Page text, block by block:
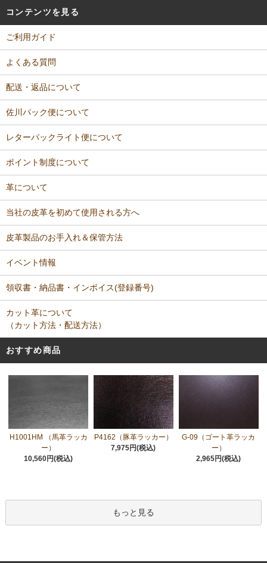
コンテンツを見る
ご利用ガイド
よくある質問
配送・返品について
佐川パック便について
レターパックライト便について
ポイント制度について
革について
当社の皮革を初めて使用される方へ
皮革製品のお手入れ＆保管方法
イベント情報
領収書・納品書・インボイス(登録番号)
カット革について
（カット方法・配送方法）
おすすめ商品
H1001HM （馬革ラッカ
ー）
10,560円(税込)
P4162（豚革ラッカー）
7,975円(税込)
G-09（ゴート革ラッカ
ー）
2,965円(税込)
もっと見る